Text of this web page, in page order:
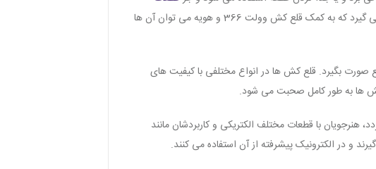
محسوب می شود. در هنگام استفاده از هویه و لحیم کاری معمولا مقداری قلع بر روی برد ها قرار می گیرد که به کمک قلع كش وولت 366 و هویه می توان آن ها
گرفته را بفشاریم تا عمل برداشتن قلع صورت بگیرد. قلع کش ها در انواع مختلفی با کیفیت های
کش ها به طور کامل صحبت می شود.
هنرجویان با قطعات مختلف الکتریکی و کاربردشان مانند